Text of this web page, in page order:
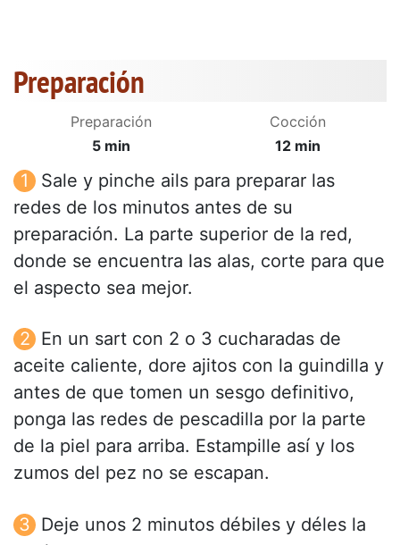
Preparación
Preparación
5 min
Cocción
12 min
Sale y pinche ails para preparar las
redes de los minutos antes de su
preparación. La parte superior de la red,
donde se encuentra las alas, corte para que
el aspecto sea mejor.
En un sart con 2 o 3 cucharadas de
aceite caliente, dore ajitos con la guindilla y
antes de que tomen un sesgo definitivo,
ponga las redes de pescadilla por la parte
de la piel para arriba. Estampille así y los
zumos del pez no se escapan.
Deje unos 2 minutos débiles y déles la